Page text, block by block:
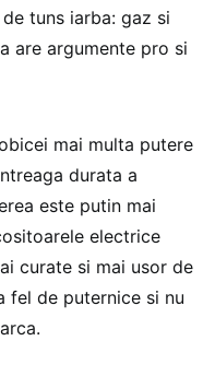
tuns iarba: gaz si
are argumente pro si
mai multa putere
durata a
este putin mai
electrice
curate si mai usor de
fel de puternice si nu